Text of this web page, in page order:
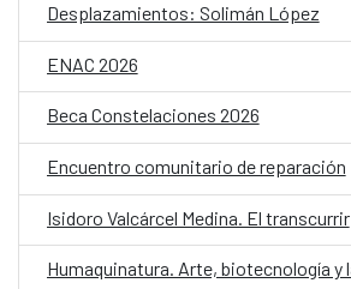
Desplazamientos: Solimán López
ENAC 2026
Beca Constelaciones 2026
Encuentro comunitario de reparación
Isidoro Valcárcel Medina. El transcurrir